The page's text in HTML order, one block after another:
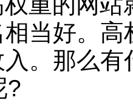
当好。
。那么
?